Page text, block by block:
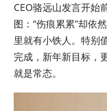
CEO骆远山发言开始
图：“伤痕累累”却依
里就有小铁人。特别
完成，新年新目标，
就是常态。